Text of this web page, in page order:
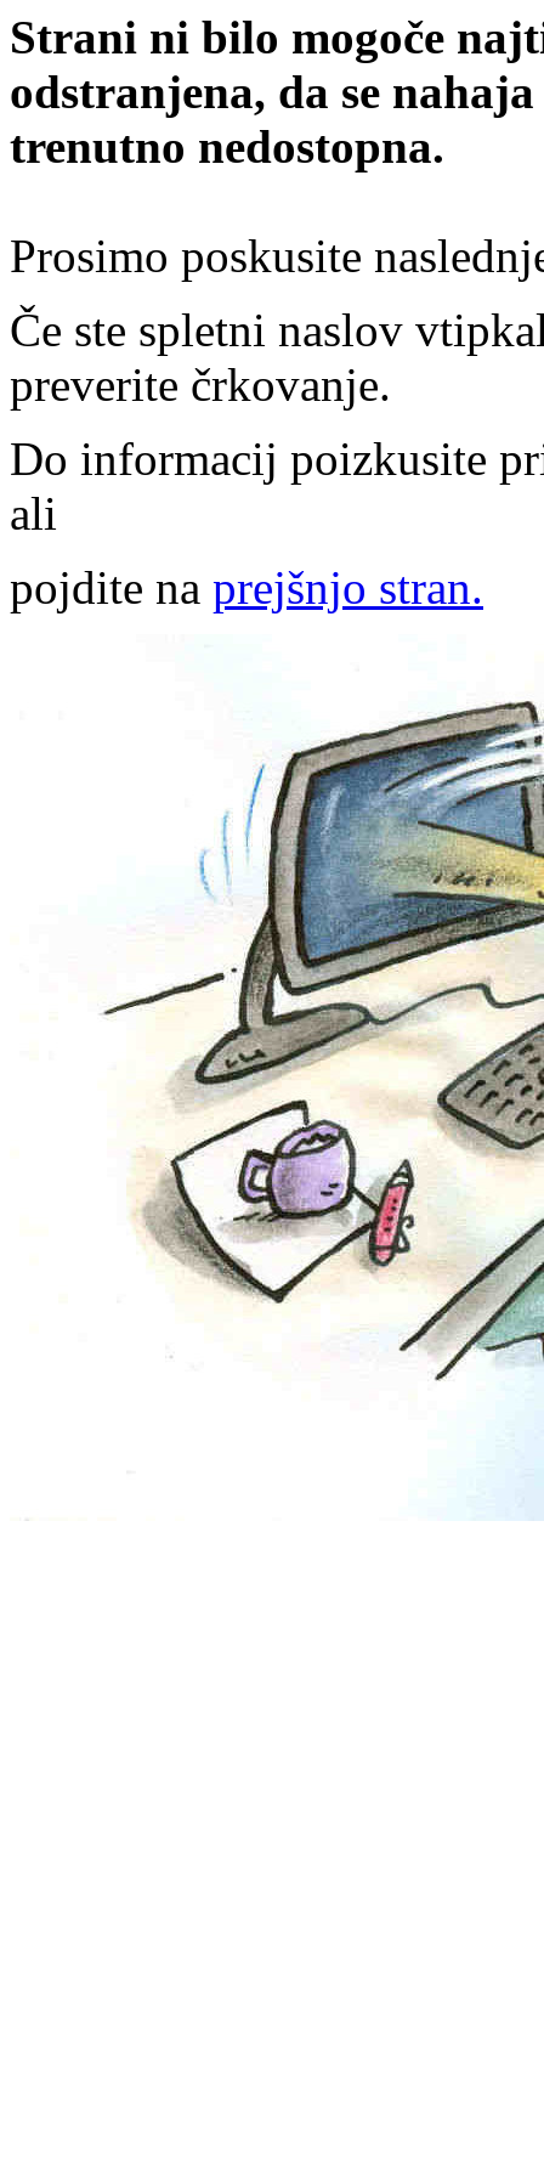
Strani ni bilo mogoče
odstranjena, da se
trenutno nedostopna.
Prosimo poskusite
Če ste spletni naslov
preverite črkovanje.
Do informacij poizkusite
ali
pojdite na prejšnjo stran.